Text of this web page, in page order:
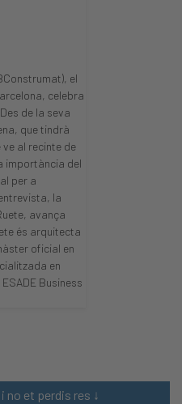
el
celebra
de la seva
que tindrà
ve al recinte de
importància del
per a
la
avança
és arquitecta
oficial en
en
Business
no et perdis res ↓